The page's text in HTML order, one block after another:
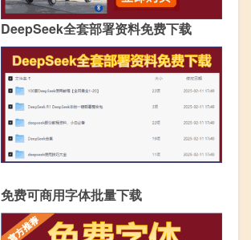
DeepSeek全套部署资料免费下载
免费可商用字体批量下载